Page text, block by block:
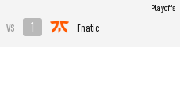
vs 1 Fnatic
Playoffs